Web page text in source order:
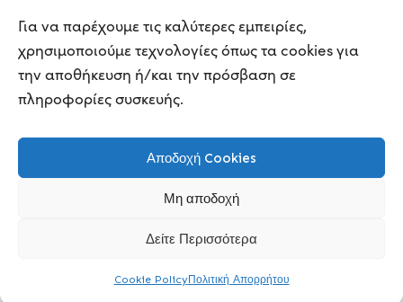
Για να παρέχουμε τις καλύτερες εμπειρίες,
χρησιμοποιούμε τεχνολογίες όπως τα cookies για
την αποθήκευση ή/και την πρόσβαση σε
πληροφορίες συσκευής.
Αποδοχή Cookies
Μη αποδοχή
Δείτε Περισσότερα
Cookie PolicyΠολιτική Απορρήτου
© 2023BUSINESS CONSULTING |POWERED BY
CLOUDHAZ|ΠΟΛΙΤΙΚΗ ΑΠΟΡΡΗΤΟΥ